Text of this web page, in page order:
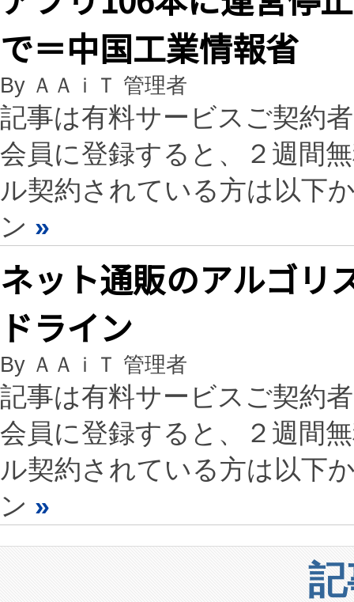
で＝中国工業情報省
By ＡＡｉＴ 管理者
記事は有料サービスご契約
会員に登録すると、２週間
ル契約されている方は以下
ン »
ネット通販のアルゴリ
ドライン
By ＡＡｉＴ 管理者
記事は有料サービスご契約
会員に登録すると、２週間
ル契約されている方は以下
ン »